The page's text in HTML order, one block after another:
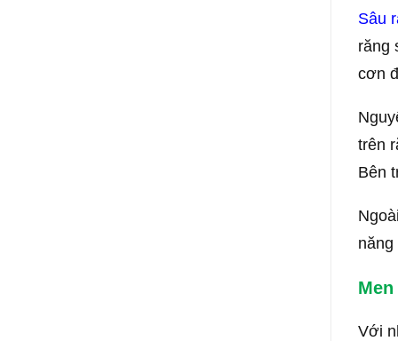
Sâu
răng
cơn
trên
Bên
Với